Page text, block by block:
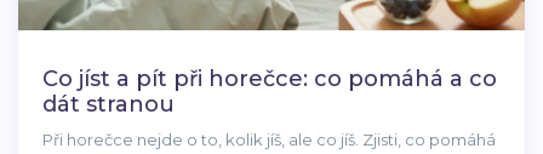
Co jíst a pít při horečce: co pomáhá a co
dát stranou
Při horečce nejde o to, kolik jíš, ale co jíš. Zjisti, co pomáhá